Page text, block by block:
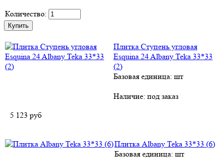
Количество:
Плитка Ступень угловая
Esquina 24 Albany Teka 33*33
(2)
Базовая единица: шт
Наличие: под заказ
5 123 руб
Плитка Albany Teka 33*33 (6)
Базовая единица: шт